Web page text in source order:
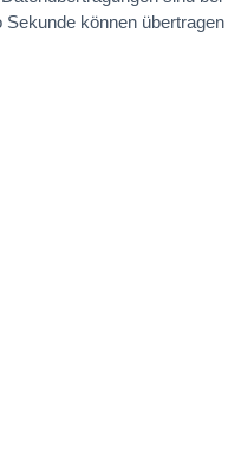
können übertragen